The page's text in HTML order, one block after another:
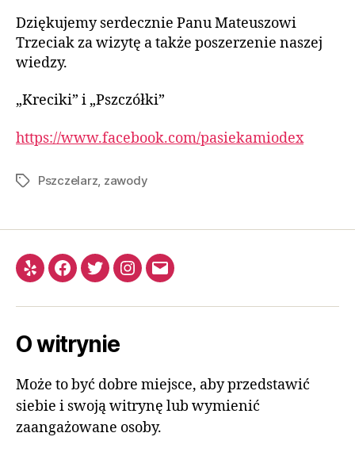
Dziękujemy serdecznie Panu Mateuszowi
Trzeciak za wizytę a także poszerzenie naszej
wiedzy.
„Kreciki” i „Pszczółki”
https://www.facebook.com/pasiekamiodex
Pszczelarz zawody
O witrynie
Może to być dobre miejsce, aby przedstawić
siebie i swoją witrynę lub wymienić
zaangażowane osoby.